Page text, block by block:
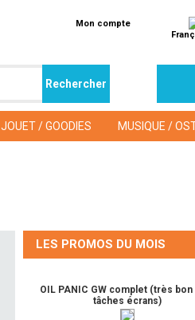
Mon compte
JOUET / GOODIES MUSIQUE /
LES PROMOS DU MOIS
OIL PANIC GW complet (très bon
tâches écrans)